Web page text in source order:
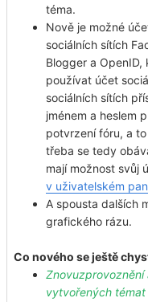
téma.
Nově je možné
sociálních sítích
Blogger a
používat účet
sociálních sítích
jménem a heslem
potvrzení fóru, a
třeba se tedy
mají možnost svůj
v uživatelském
A spousta dalších
grafického rázu.
Co nového se ještě
vytvořených